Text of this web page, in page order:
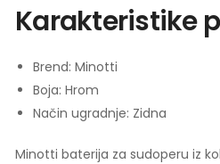
Karakteristike
Brend: Minotti
Boja: Hrom
Način ugradnje: Zidna
Minotti baterija za sudoperu iz